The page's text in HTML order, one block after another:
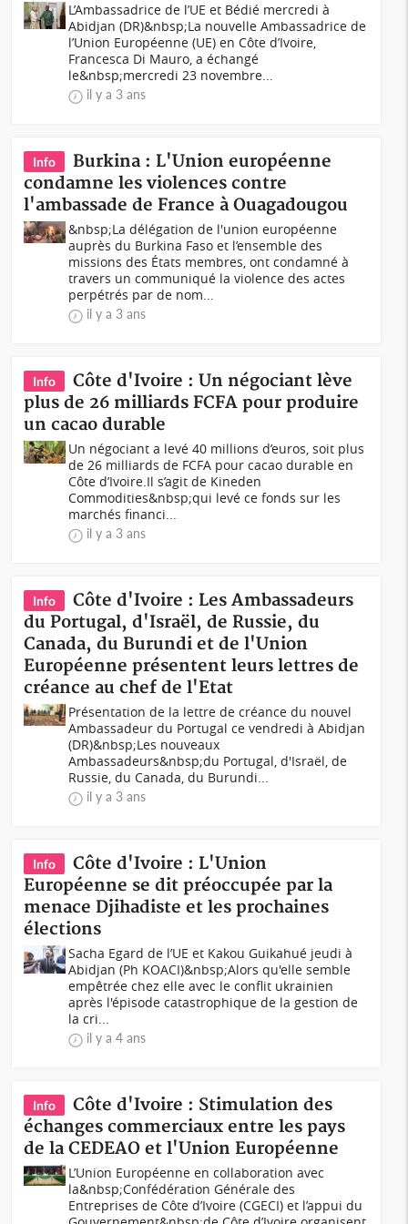
L’Ambassadrice de l’UE et Bédié mercredi à
Abidjan (DR)&nbsp;La nouvelle Ambassadrice de
l’Union Européenne (UE) en Côte d’Ivoire,
Francesca Di Mauro, a échangé
le&nbsp;mercredi 23 novembre...
il y a 3 ans
Info
Burkina : L'Union européenne
condamne les violences contre
l'ambassade de France à Ouagadougou
&nbsp;La délégation de l'union européenne
auprès du Burkina Faso et l’ensemble des
missions des États membres, ont condamné à
travers un communiqué la violence des actes
perpétrés par de nom...
il y a 3 ans
Info
Côte d'Ivoire : Un négociant lève
plus de 26 milliards FCFA pour produire
un cacao durable
Un négociant a levé 40 millions d’euros, soit plus
de 26 milliards de FCFA pour cacao durable en
Côte d’Ivoire.Il s’agit de Kineden
Commodities&nbsp;qui levé ce fonds sur les
marchés financi...
il y a 3 ans
Info
Côte d'Ivoire : Les Ambassadeurs
du Portugal, d'Israël, de Russie, du
Canada, du Burundi et de l'Union
Européenne présentent leurs lettres de
créance au chef de l'Etat
Présentation de la lettre de créance du nouvel
Ambassadeur du Portugal ce vendredi à Abidjan
(DR)&nbsp;Les nouveaux
Ambassadeurs&nbsp;du Portugal, d'Israël, de
Russie, du Canada, du Burundi...
il y a 3 ans
Info
Côte d'Ivoire : L'Union
Européenne se dit préoccupée par la
menace Djihadiste et les prochaines
élections
Sacha Egard de l’UE et Kakou Guikahué jeudi à
Abidjan (Ph KOACI)&nbsp;Alors qu'elle semble
empêtrée chez elle avec le conflit ukrainien
après l'épisode catastrophique de la gestion de
la cri...
il y a 4 ans
Info
Côte d'Ivoire : Stimulation des
échanges commerciaux entre les pays
de la CEDEAO et l'Union Européenne
L’Union Européenne en collaboration avec
la&nbsp;Confédération Générale des
Entreprises de Côte d’Ivoire (CGECI) et l’appui du